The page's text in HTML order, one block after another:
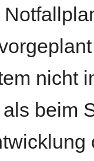
nicht
beim